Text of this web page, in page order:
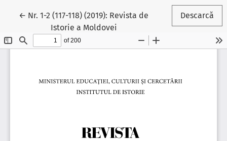
← Reveniți la detaliile articolului
Nr. 1-2 (117-118) (2019): Revista de
Istorie a Moldovei
Descarcă